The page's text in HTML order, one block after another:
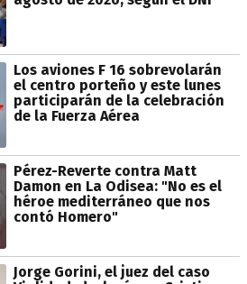
Los aviones F 16 sobrevolarán
el centro porteño y este lunes
participarán de la celebración
de la Fuerza Aérea
Pérez-Reverte contra Matt
Damon en La Odisea: "No es el
héroe mediterráneo que nos
contó Homero"
Jorge Gorini, el juez del caso